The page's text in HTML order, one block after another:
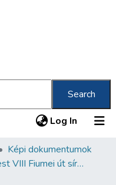
Search
Log In (current)
Képi dokumentumok
Budapest VIII Fiumei út sírkert 3. rész